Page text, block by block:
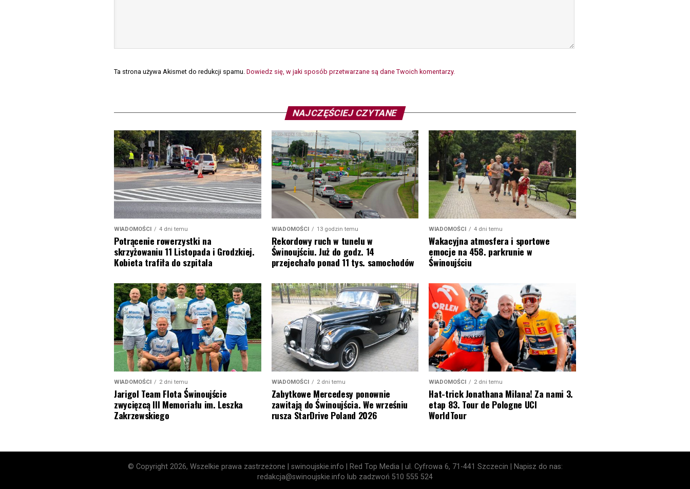
Ta strona używa Akismet do redukcji spamu. Dowiedz się, w jaki sposób przetwarzane są dane Twoich komentarzy.
NAJCZĘŚCIEJ CZYTANE
WIADOMOŚCI 4 dni temu
Potrącenie rowerzystki na
skrzyżowaniu 11 Listopada i Grodzkiej.
Kobieta trafiła do szpitala
WIADOMOŚCI 13 godzin temu
Rekordowy ruch w tunelu w
Świnoujściu. Już do godz. 14
przejechało ponad 11 tys. samochodów
WIADOMOŚCI 4 dni temu
Wakacyjna atmosfera i sportowe
emocje na 458. parkrunie w
Świnoujściu
WIADOMOŚCI 2 dni temu
Jarigol Team Flota Świnoujście
zwycięzcą III Memoriału im. Leszka
Zakrzewskiego
WIADOMOŚCI 2 dni temu
Zabytkowe Mercedesy ponownie
zawitają do Świnoujścia. We wrześniu
rusza StarDrive Poland 2026
WIADOMOŚCI 2 dni temu
Hat-trick Jonathana Milana! Za nami 3.
etap 83. Tour de Pologne UCI
WorldTour
© Copyright 2026, Wszelkie prawa zastrzeżone | swinoujskie.info | Red Top Media | ul. Cyfrowa 6, 71-441 Szczecin | Napisz do nas:
redakcja@swinoujskie.info lub zadzwoń 510 555 524